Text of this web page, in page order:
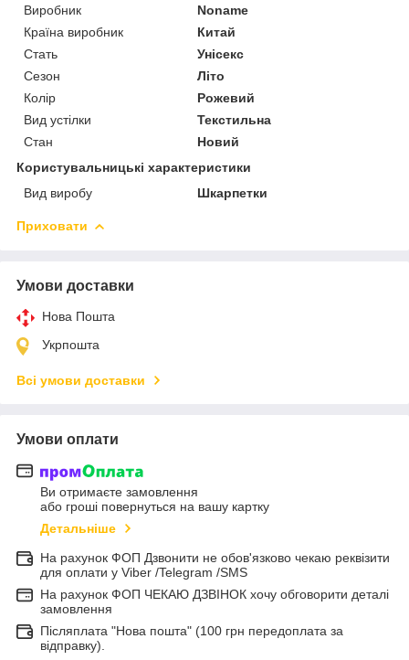
Виробник
Noname
Країна виробник
Китай
Стать
Унісекс
Сезон
Літо
Колір
Рожевий
Вид устілки
Текстильна
Стан
Новий
Користувальницькі характеристики
Вид виробу
Шкарпетки
Приховати
Умови доставки
Нова Пошта
Укрпошта
Всі умови доставки
Умови оплати
Ви отримаєте замовлення
або гроші повернуться на вашу картку
Детальніше
На рахунок ФОП Дзвонити не обов'язково чекаю реквізити
для оплати у Viber /Telegram /SMS
На рахунок ФОП ЧЕКАЮ ДЗВІНОК хочу обговорити деталі
замовлення
Післяплата "Нова пошта" (100 грн передоплата за
відправку).